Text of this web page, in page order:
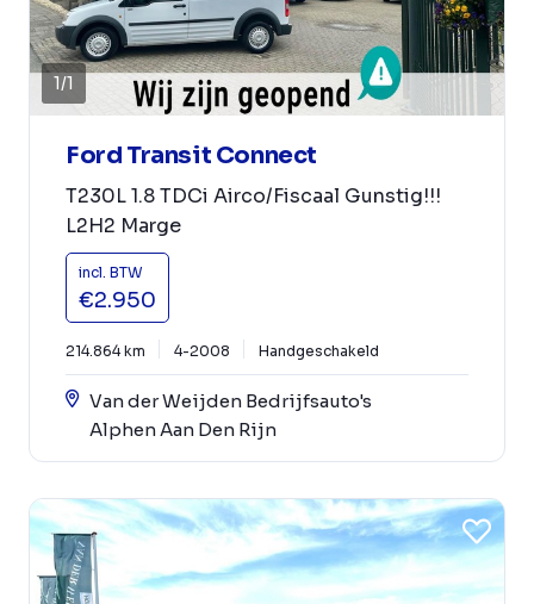
1/1
Ford Transit Connect
T230L 1.8 TDCi Airco/Fiscaal Gunstig!!!
L2H2 Marge
incl. BTW
€2.950
214.864 km 4-2008 Handgeschakeld
Van der Weijden Bedrijfsauto's
Alphen Aan Den Rijn